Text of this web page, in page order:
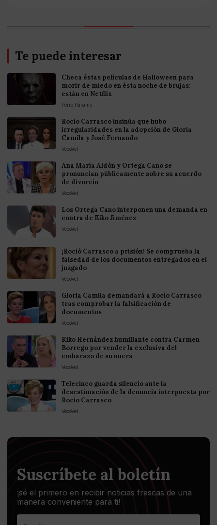
Te puede interesar
Checa éstas películas de Halloween para
morir de miedo en ésta noche de brujas:
están en Netflix
Perro Páramo
Rocío Carrasco insinúa que hubo
irregularidades en la adopción de Gloria
Camila y José Fernando
VecoVet
Ana María Aldón y Ortega Cano se
pronuncian públicamente sobre su acuerdo
de divorcio
VecoVet
Los Ortega Cano interponen una demanda en
contra de Kiko Jiménez
VecoVet
¡Roció Carrasco a prisión! Se comprueba la
falsedad de los documentos entregados en el
juzgado
VecoVet
Gloria Camila demandará a Rocío Carrasco
tras comprobar la falsificación de
documentos
VecoVet
Kiko Hernández humillante contra Carmen
Borrego por vender la exclusiva del
embarazo de su nuera
VecoVet
Telecinco guarda silencio ante la
desestimación de la denuncia interpuesta por
Rocío Carrasco
VecoVet
Suscríbete al boletín
¡sé el primero en recibir noticias frescas de una
manera conveniente para ti!